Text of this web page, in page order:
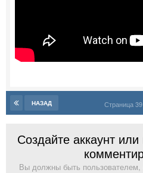
НАЗАД Страница 39
Создайте аккаунт
Вы должны быть пользователем,